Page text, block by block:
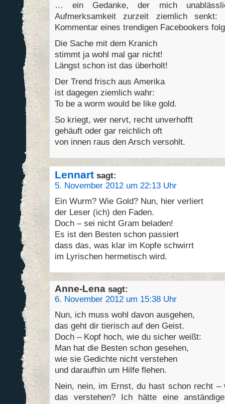
… ein Gedanke, der mich
Aufmerksamkeit zurzeit ziemlich
Kommentar eines trendigen Facebookers
Die Sache mit dem Kranich
stimmt ja wohl mal gar nicht!
Längst schon ist das überholt!
Der Trend frisch aus Amerika
ist dagegen ziemlich wahr:
To be a worm would be like gold.
So kriegt, wer nervt, recht unverhofft
gehäuft oder gar reichlich oft
von innen raus den Arsch versohlt.
Lennart sagt:
5. November 2012 um 22:13 Uhr
Ein Wurm? Wie Gold? Nun, hier verliert
der Leser (ich) den Faden.
Doch – sei nicht Gram beladen!
Es ist den Besten schon passiert
dass das, was klar im Kopfe schwirrt
im Lyrischen hermetisch wird.
Anne-Lena sagt:
6. November 2012 um 15:38 Uhr
Nun, ich muss wohl davon ausgehen,
das geht dir tierisch auf den Geist.
Doch – Kopf hoch, wie du sicher weißt:
Man hat die Besten schon gesehen,
wie sie Gedichte nicht verstehen
und daraufhin um Hilfe flehen.
Nein, nein, im Ernst, du hast schon recht –
das verstehen? Ich hätte eine